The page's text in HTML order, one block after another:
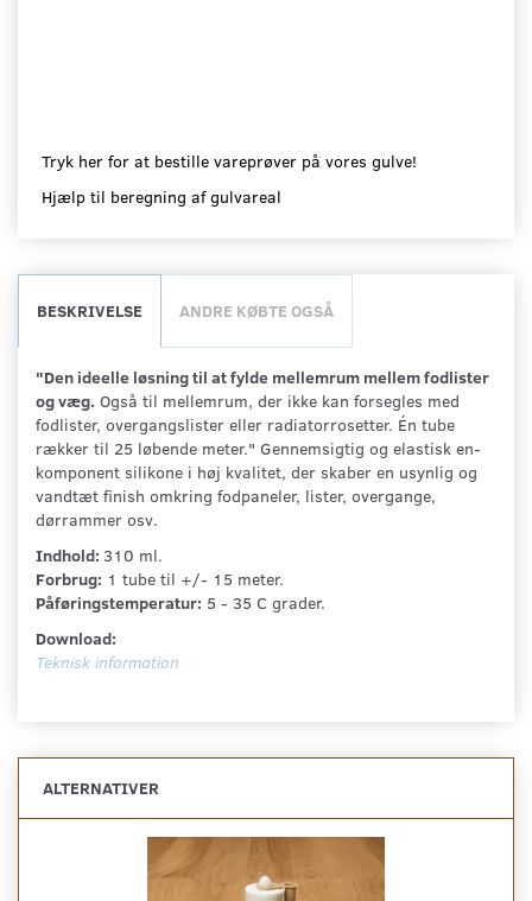
Tryk her for at bestille vareprøver på vores gulve!
Hjælp til beregning af gulvareal
BESKRIVELSE ANDRE KØBTE OGSÅ
"Den ideelle løsning til at fylde mellemrum mellem fodlister
og væg. Også til mellemrum, der ikke kan forsegles med
fodlister, overgangslister eller radiatorrosetter. Én tube
rækker til 25 løbende meter." Gennemsigtig og elastisk en-
komponent silikone i høj kvalitet, der skaber en usynlig og
vandtæt finish omkring fodpaneler, lister, overgange,
dørrammer osv.
Indhold: 310 ml.
Forbrug: 1 tube til +/- 15 meter.
Påføringstemperatur: 5 - 35 C grader.
Download:
Teknisk information
ALTERNATIVER